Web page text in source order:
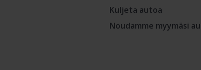
Kuljeta autoa
Noudamme myymäsi